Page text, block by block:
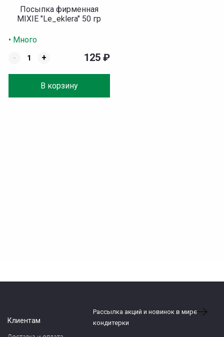
Посыпка фирменная
MIXIE "Le_eklera" 50 гр
• Много
-
+
В корзину
125 ₽
Клиентам
Рассылка акций и новинок в мире
кондитерки